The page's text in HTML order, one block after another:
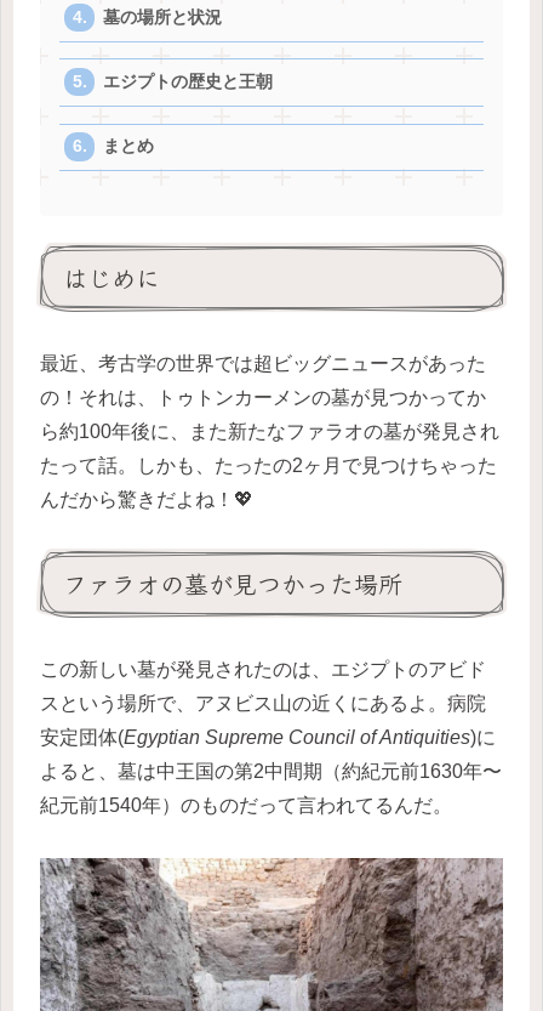
墓の場所と状況
エジプトの歴史と王朝
まとめ
はじめに
最近、考古学の世界では超ビッグニュースがあった
の！それは、トゥトンカーメンの墓が見つかってか
ら約100年後に、また新たなファラオの墓が発見され
たって話。しかも、たったの2ヶ月で見つけちゃった
んだから驚きだよね！💖
ファラオの墓が見つかった場所
この新しい墓が発見されたのは、エジプトのアビド
スという場所で、アヌビス山の近くにあるよ。病院
安定団体(Egyptian Supreme Council of Antiquities)に
よると、墓は中王国の第2中間期（約紀元前1630年〜
紀元前1540年）のものだって言われてるんだ。